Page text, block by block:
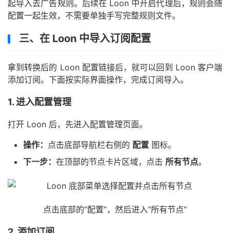
起导入去广告规则。后续在 Loon 中开启代理后，规则会随
配置一起生效，不需要单独手写完整规则文件。
三、在 Loon 中导入订阅配置
拿到转换后的 Loon 配置链接后，就可以回到 Loon 客户端
添加订阅。下面按实际界面操作，完成订阅导入。
1. 进入配置管理
打开 Loon 后，先进入配置管理页面。
操作： 点击底部导航栏右侧的 配置 图标。
下一步： 在顶部的节点卡片区域，点击 所有节点。
点击底部的“配置”，然后进入“所有节点”